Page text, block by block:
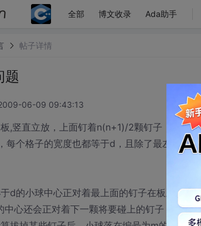
全部 博文收录 Ada助手
帖子详情
题
06-09 09:43:13
,竖直立放，上面钉着n(n+1)/2颗钉子，还有
每个格子的宽度也都等于d，且除了最左端和
d的小球中心正对着最上面的钉子在板上自由
中心还会正对着下一颗将要碰上的钉子